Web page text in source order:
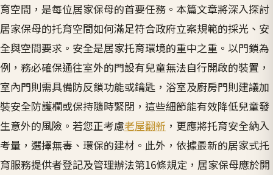
育空間，是每位居家保母的首要任務。本篇文章將深入探討
居家保母的托育空間如何滿足符合政府立案規範的採光、安
全與空間要求。安全是居家托育環境的重中之重。以門鎖為
例，務必確保通往室外的門設有兒童無法自行開啟的裝置，
室內門則需具備防反鎖功能或鑰匙，浴室及廚房門則建議加
裝安全防護欄或保持隨時緊閉，這些細節能有效降低兒童發
生意外的風險。若您正考慮老屋翻新 ，更應將托育安全納入
考量，選擇無毒、環保的建材。此外，依據最新的居家式托
育服務提供者登記及管理辦法第16條規定，居家保母應於開